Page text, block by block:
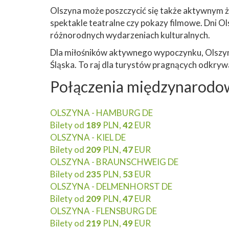
Olszyna może poszczycić się także
spektakle teatralne czy pokazy filmowe. Dni
różnorodnych wydarzeniach kulturalnych.
Dla miłośników aktywnego wypoczynku,
Śląska. To raj dla turystów pragnących
Połączenia
OLSZYNA - HAMBURG DE
Bilety od 189 PLN,42EUR
OLSZYNA - KIEL DE
Bilety od 209 PLN,47EUR
OLSZYNA - BRAUNSCHWEIG DE
Bilety od 235 PLN, 53EUR
OLSZYNA - DELMENHORST DE
Bilety od 209 PLN,47EUR
OLSZYNA - FLENSBURG DE
Bilety od 219 PLN,49EUR